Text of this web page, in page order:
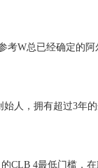
考W总已经确定的
人，拥有超过3年
CLB 4最低门槛，